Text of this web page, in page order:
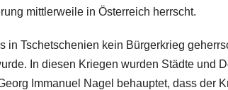
mittlerweile in Österreich herrscht.
in Tschetschenien kein Bürgerkrieg
In diesen Kriegen wurden Städte und
Immanuel Nagel behauptet, dass der